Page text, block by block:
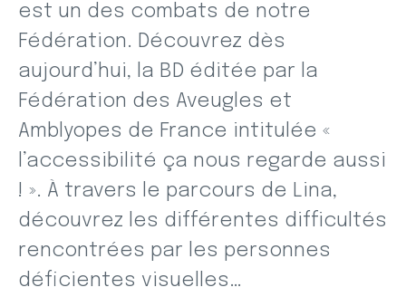
est un des combats de notre
Fédération. Découvrez dès
aujourd’hui, la BD éditée par la
Fédération des Aveugles et
Amblyopes de France intitulée «
l’accessibilité ça nous regarde aussi
! ». À travers le parcours de Lina,
découvrez les différentes difficultés
rencontrées par les personnes
déficientes visuelles…